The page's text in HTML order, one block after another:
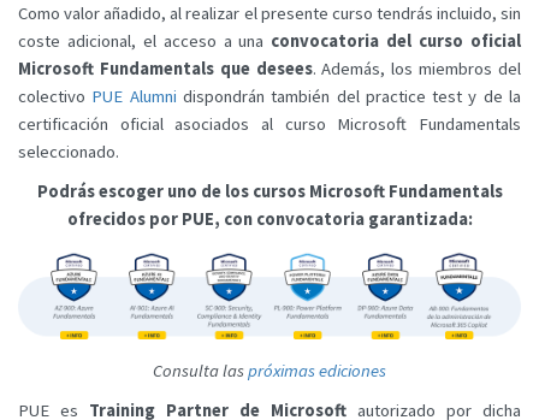
Como valor añadido, al realizar el presente curso tendrás incluido, sin
coste adicional, el acceso a una convocatoria del curso oficial
Microsoft Fundamentals que desees. Además, los miembros del
colectivo PUE Alumni dispondrán también del practice test y de la
certificación oficial asociados al curso Microsoft Fundamentals
seleccionado.
Podrás escoger uno de los cursos Microsoft Fundamentals
ofrecidos por PUE, con convocatoria garantizada:
Consulta laspróximas ediciones
PUE es Training Partner de Microsoft autorizado por dicha